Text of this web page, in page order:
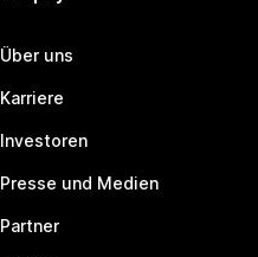
Über uns
Karriere
Investoren
Presse und Medien
Partner